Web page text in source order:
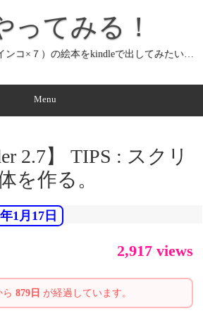
ってみる！
ンコ×７）の絵本をkindleで出してみたい…
Menu
2.7】 TIPS : スクリ
を作る。
1月17日
2,917 views
879日 が経過しています。